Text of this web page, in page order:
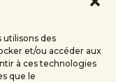
utilisons des
et/ou accéder aux
à ces technologies
que le
des